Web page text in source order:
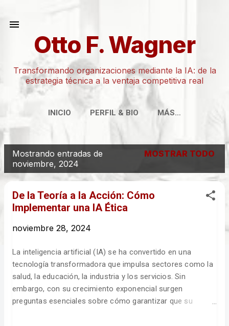
Otto F. Wagner
Transformando organizaciones mediante la IA: de la
estrategia técnica a la ventaja competitiva real
INICIO PERFIL & BIO MÁS…
n
Mostrando entradas de
noviembre, 2024
MOSTRAR TODO
De la Teoría a la Acción: Cómo
Implementar una IA Ética
noviembre 28, 2024
La inteligencia artificial (IA) se ha convertido en una
tecnología transformadora que impulsa sectores como la
salud, la educación, la industria y los servicios. Sin
embargo, con su crecimiento exponencial surgen
preguntas esenciales sobre cómo garantizar que su